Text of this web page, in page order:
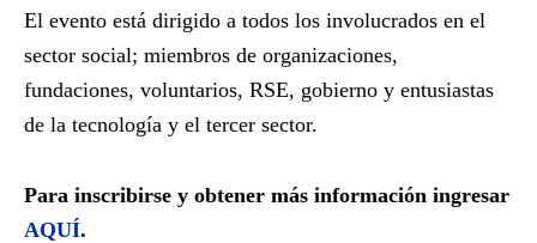
El evento está dirigido a todos los involucrados en el
sector social; miembros de organizaciones,
fundaciones, voluntarios, RSE, gobierno y entusiastas
de la tecnología y el tercer sector.
Para inscribirse y obtener más información ingresar
AQUÍ.